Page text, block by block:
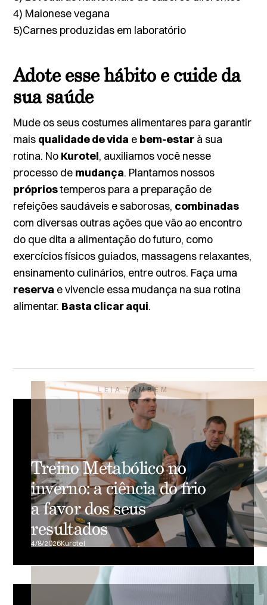
4) Maionese vegana
5)Carnes produzidas em laboratório
Adote esse hábito e cuide da
sua saúde
Mude os seus costumes alimentares para garantir
mais qualidade de vida e bem-estar à sua
rotina. No Kurotel, auxiliamos você nesse
processo de mudança. Plantamos nossos
própriostemperos para a preparação de
refeições saudáveis e saborosas, combinadas
com diversas outras ações que vão ao encontro
do que dita a alimentação do futuro, como
exercícios físicos guiados, massagens relaxantes,
ensinamento culinários, entre outros. Faça uma
reserva e vivencie essa mudança na sua rotina
alimentar. Basta clicar aqui.
LEIA TAMBÉM
Treino Metabólico no
inverno: a ciência do frio
a favor dos seus
resultados
4/8/2026Kurotel